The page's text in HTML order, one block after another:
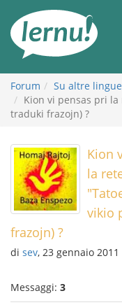
all’indice
Forum
Su altre lingue
Kion vi pensas pri
traduki frazojn) ?
Kion
la
vikio
frazojn) ?
di sev, 23 gennaio 2011
Messaggi: 3